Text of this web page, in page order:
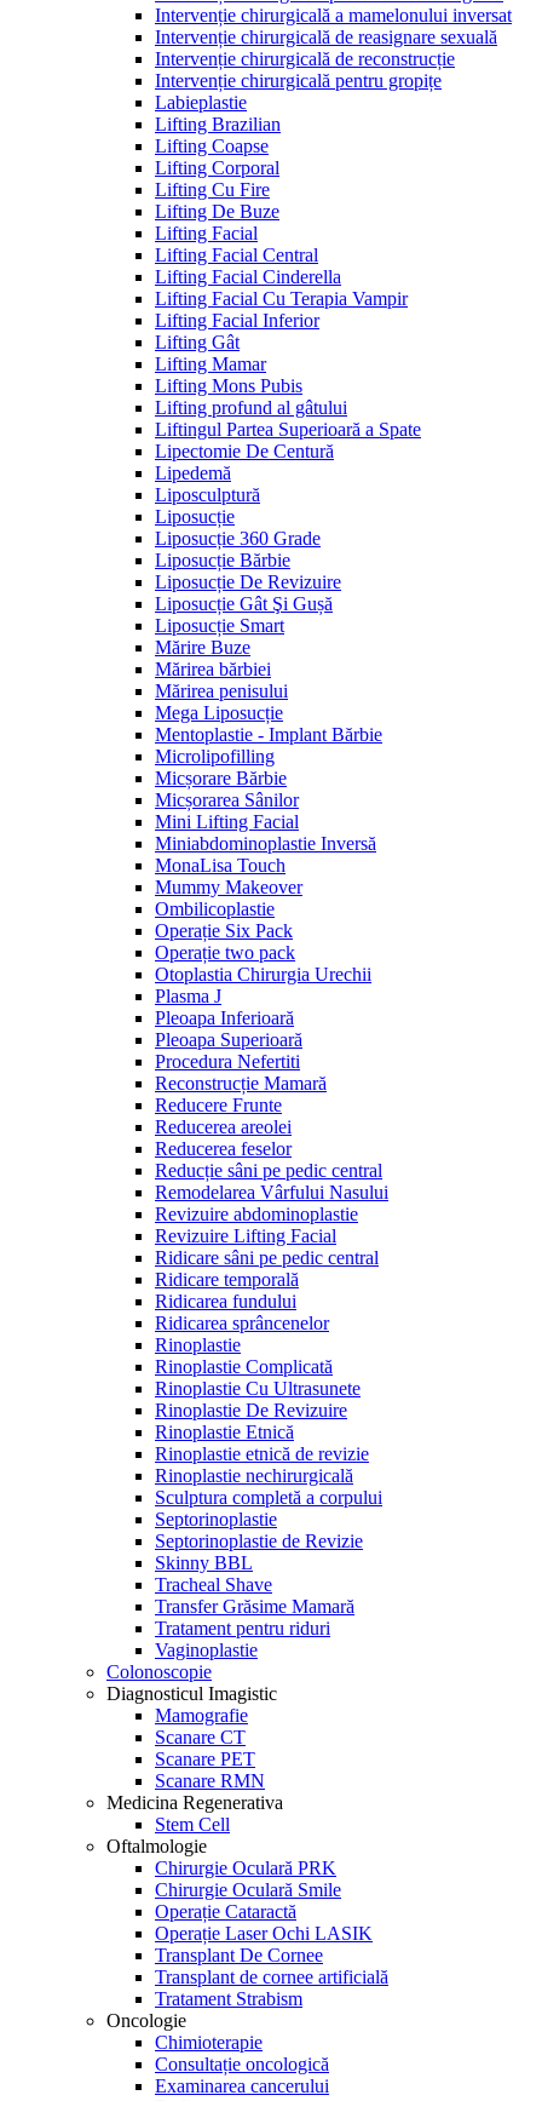
Intervenție chirurgicală a mamelonului inversat
Intervenție chirurgicală de reasignare sexuală
Intervenție chirurgicală de reconstrucție
Intervenție chirurgicală pentru gropițe
Labieplastie
Lifting Brazilian
Lifting Coapse
Lifting Corporal
Lifting Cu Fire
Lifting De Buze
Lifting Facial
Lifting Facial Central
Lifting Facial Cinderella
Lifting Facial Cu Terapia Vampir
Lifting Facial Inferior
Lifting Gât
Lifting Mamar
Lifting Mons Pubis
Lifting profund al gâtului
Liftingul Partea Superioară a Spate
Lipectomie De Centură
Lipedemă
Liposculptură
Liposucție
Liposucție 360 Grade
Liposucție Bărbie
Liposucție De Revizuire
Liposucție Gât Şi Gușă
Liposucție Smart
Mărire Buze
Mărirea bărbiei
Mărirea penisului
Mega Liposucție
Mentoplastie - Implant Bărbie
Microlipofilling
Micșorare Bărbie
Micșorarea Sânilor
Mini Lifting Facial
Miniabdominoplastie Inversă
MonaLisa Touch
Mummy Makeover
Ombilicoplastie
Operație Six Pack
Operație two pack
Otoplastia Chirurgia Urechii
Plasma J
Pleoapa Inferioară
Pleoapa Superioară
Procedura Nefertiti
Reconstrucție Mamară
Reducere Frunte
Reducerea areolei
Reducerea feselor
Reducție sâni pe pedic central
Remodelarea Vârfului Nasului
Revizuire abdominoplastie
Revizuire Lifting Facial
Ridicare sâni pe pedic central
Ridicare temporală
Ridicarea fundului
Ridicarea sprâncenelor
Rinoplastie
Rinoplastie Complicată
Rinoplastie Cu Ultrasunete
Rinoplastie De Revizuire
Rinoplastie Etnică
Rinoplastie etnică de revizie
Rinoplastie nechirurgicală
Sculptura completă a corpului
Septorinoplastie
Septorinoplastie de Revizie
Skinny BBL
Tracheal Shave
Transfer Grăsime Mamară
Tratament pentru riduri
Vaginoplastie
Colonoscopie
Diagnosticul Imagistic
Mamografie
Scanare CT
Scanare PET
Scanare RMN
Medicina Regenerativa
Stem Cell
Oftalmologie
Chirurgie Oculară PRK
Chirurgie Oculară Smile
Operație Cataractă
Operație Laser Ochi LASIK
Transplant De Cornee
Transplant de cornee artificială
Tratament Strabism
Oncologie
Chimioterapie
Consultație oncologică
Examinarea cancerului